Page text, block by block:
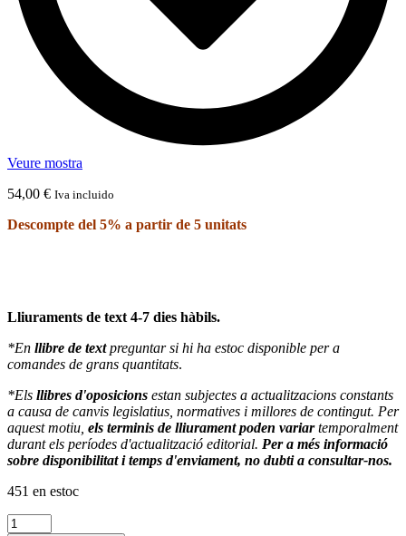
Veure mostra
54,00 € Iva incluido
Descompte del 5% a partir de 5 unitats
Lliuraments de text 4-7 dies hàbils.
*En llibre de textpreguntar si hi ha estoc disponible per a
comandes de grans quantitats.
*Els llibres d'oposicions estan subjectes a actualitzacions constants
a causa de canvis legislatius, normatives i millores de contingut. Per
aquest motiu, els terminis de lliurament poden variartemporalment
durant els períodes d'actualització editorial. Per a més informació
sobre disponibilitat i temps d'enviament, no dubti a consultar-nos.
451 en estoc
quantitat